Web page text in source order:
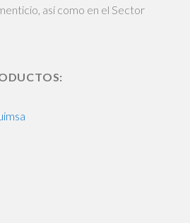
así como en el Sector